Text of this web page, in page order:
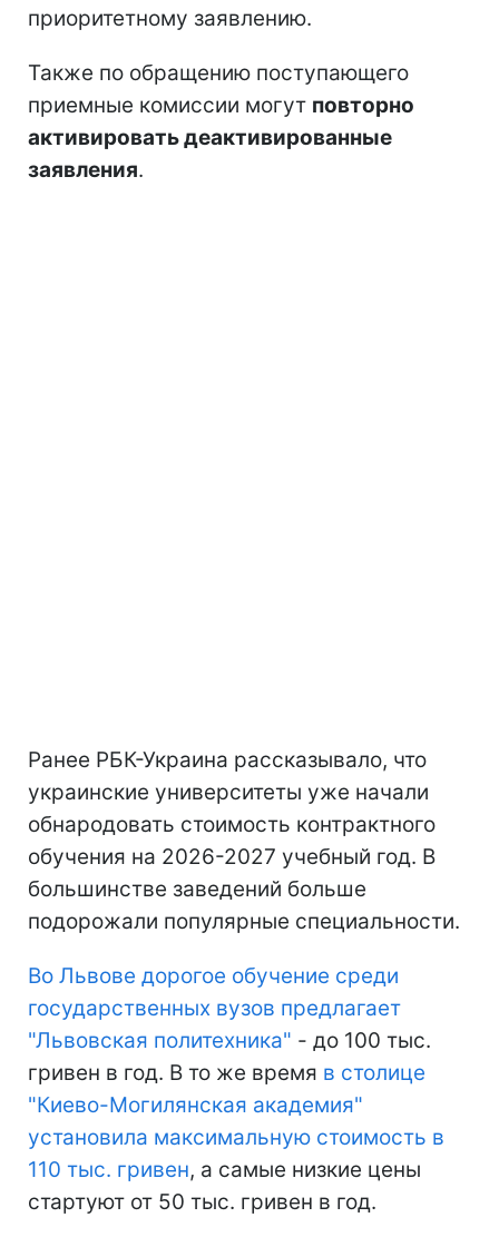
приоритетному заявлению.
Также по обращению поступающего
приемные комиссии могут повторно
активировать деактивированные
заявления.
Ранее РБК-Украина рассказывало, что
украинские университеты уже начали
обнародовать стоимость контрактного
обучения на 2026-2027 учебный год. В
большинстве заведений больше
подорожали популярные специальности.
Во Львове дорогое обучение среди
государственных вузов предлагает
"Львовская политехника" - до 100 тыс.
гривен в год. В то же время в столице
"Киево-Могилянская академия"
установила максимальную стоимость в
110 тыс. гривен, а самые низкие цены
стартуют от 50 тыс. гривен в год.